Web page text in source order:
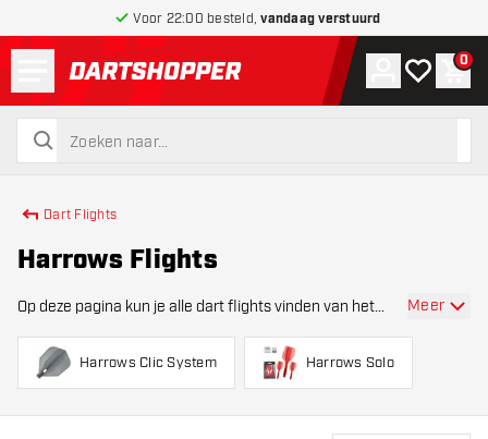
Voor 22:00 besteld,vandaag verstuurd
terug naar home pagina
zoeken
zoeken
Account
Mijn 0
Dart Flights
Harrows Flights
Op deze pagina kun je alle dart flights vinden van het
soorten collecties dart flights. Zo heb je bijvoorbeeld de
populaire Harrows Supergrip ,
Meer
Harrows Clic System Harrows Solo